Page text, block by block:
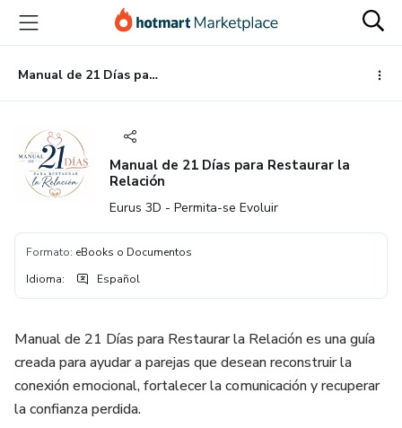
principal
página
de
página
Manual de 21 Días para Restaurar la Relación
Manual de 21 Días para Restaurar la
Relación
Eurus 3D - Permita-se Evoluir
Formato: eBooks o Documentos
Idioma: Español
Manual de 21 Días para Restaurar la Relación es una guía
creada para ayudar a parejas que desean reconstruir la
conexión emocional, fortalecer la comunicación y recuperar
la confianza perdida.